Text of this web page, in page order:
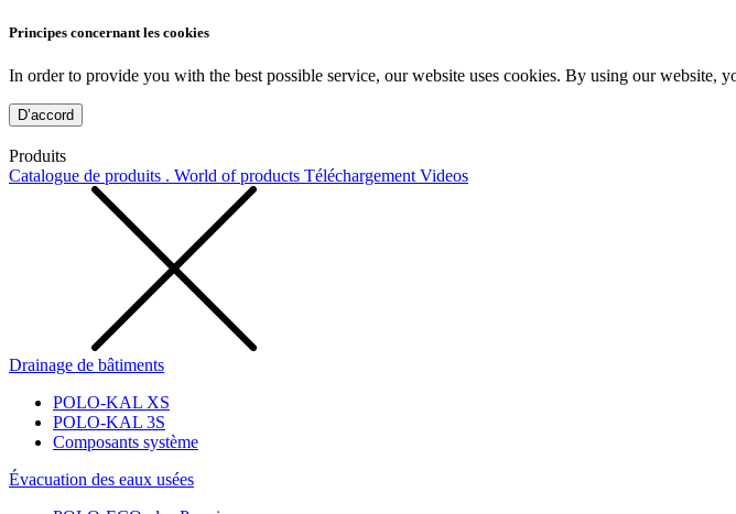
Principes concernant les cookies
In order to provide you with the best possible service, our website uses cookies. By using our website,
D’accord
Produits
Catalogue de produits . World of products Téléchargement Videos
Drainage de bâtiments
POLO-KAL XS
POLO-KAL 3S
Composants système
Évacuation des eaux usées